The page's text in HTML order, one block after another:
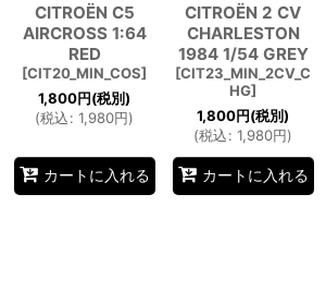
CITROËN C5
AIRCROSS 1:64
RED
[CIT20_MIN_COS]
1,800円(税別)
(税込: 1,980円)
カートに入れる
CITROËN 2 CV
CHARLESTON
1984 1/54 GREY
[CIT23_MIN_2CV_C
HG]
1,800円(税別)
(税込: 1,980円)
カートに入れる